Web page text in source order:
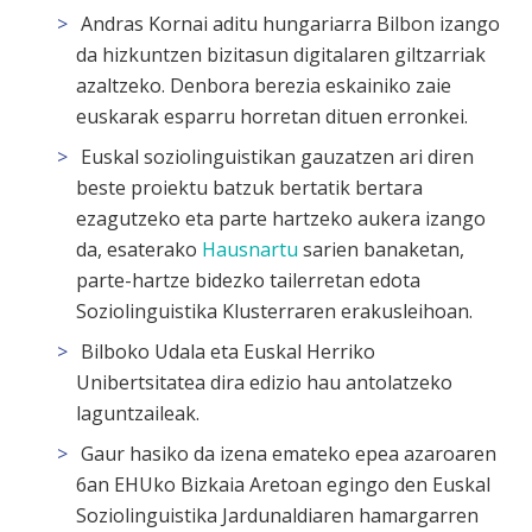
Andras Kornai aditu hungariarra Bilbon izango
da hizkuntzen bizitasun digitalaren giltzarriak
azaltzeko. Denbora berezia eskainiko zaie
euskarak esparru horretan dituen erronkei.
Euskal soziolinguistikan gauzatzen ari diren
beste proiektu batzuk bertatik bertara
ezagutzeko eta parte hartzeko aukera izango
da, esaterako Hausnartu sarien banaketan,
parte-hartze bidezko tailerretan edota
Soziolinguistika Klusterraren erakusleihoan.
Bilboko Udala eta Euskal Herriko
Unibertsitatea dira edizio hau antolatzeko
laguntzaileak.
Gaur hasiko da izena emateko epea azaroaren
6an EHUko Bizkaia Aretoan egingo den Euskal
Soziolinguistika Jardunaldiaren hamargarren